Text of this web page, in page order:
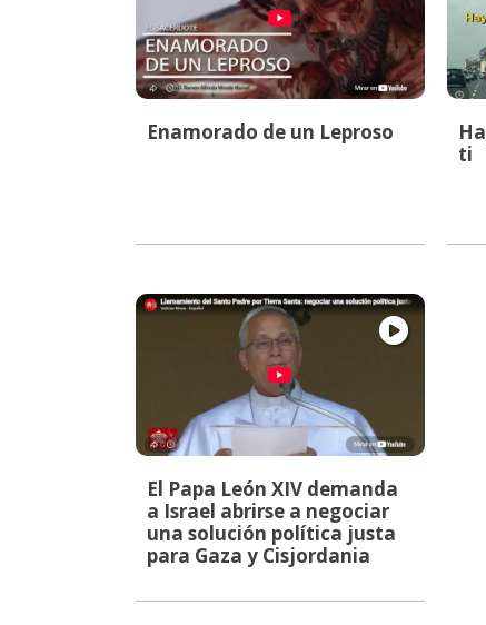
Enamorado de un Leproso
ti
El Papa León XIV demanda
a Israel abrirse a negociar
una solución política justa
para Gaza y Cisjordania